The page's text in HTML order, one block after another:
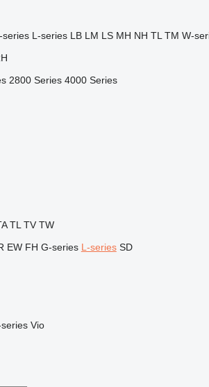
series L-series LB LM LS MH NH TL TM W-
2800 Series 4000 Series
TL TV TW
EW FH G-series L-series SD
series Vio